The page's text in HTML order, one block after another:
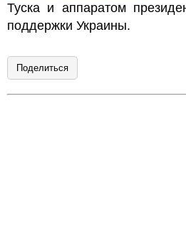
Туска и аппаратом
поддержки Украины.
Поделиться